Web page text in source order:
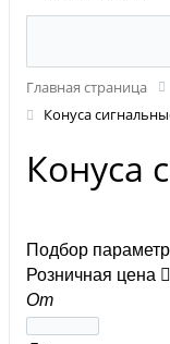
Главная страница
Конуса
Конуса
Подбор
Розничная цена
От